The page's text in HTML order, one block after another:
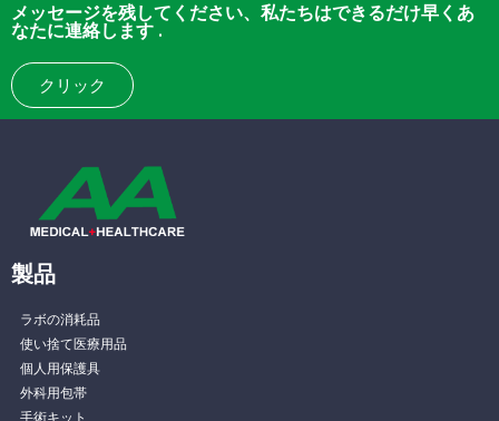
メッセージを残してください、私たちはできるだけ早くあ
なたに連絡します .
クリック
製品
ラボの消耗品
使い捨て医療用品
個人用保護具
外科用包帯
手術キット